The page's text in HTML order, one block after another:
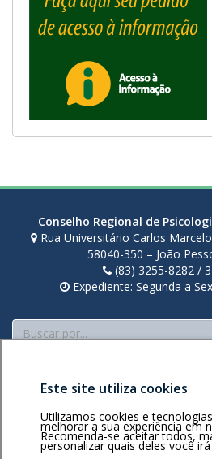
Conselho Regional de
Rua Universitário Carlos
58040-350 – João
(83) 3255-8282 /
Expediente: Segunda a
Buscar
Área restritaPolítica de
Este site utiliza cookies
Utilizamos cookies e
melhorar a sua experiência em
Recomenda-se aceitar todos,
personalizar quais deles você